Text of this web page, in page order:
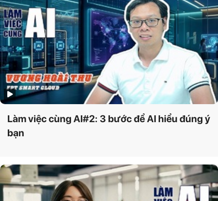
Làm việc cùng AI#2: 3 bước để AI hiểu đúng ý
bạn